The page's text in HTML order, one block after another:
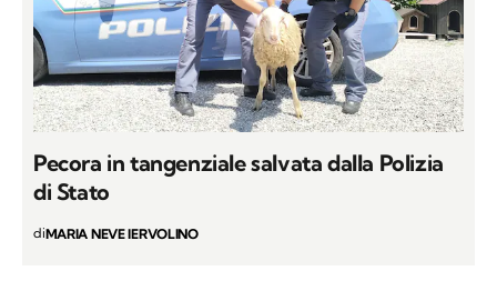
Pecora in tangenziale salvata dalla Polizia
di Stato
diMARIA NEVE IERVOLINO